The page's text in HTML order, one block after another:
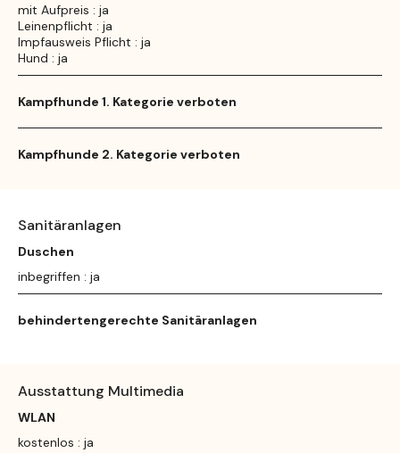
mit Aufpreis : ja
Leinenpflicht : ja
Impfausweis Pflicht : ja
Hund : ja
Kampfhunde 1. Kategorie verboten
Kampfhunde 2. Kategorie verboten
Sanitäranlagen
Duschen
inbegriffen : ja
behindertengerechte Sanitäranlagen
Ausstattung Multimedia
WLAN
kostenlos : ja